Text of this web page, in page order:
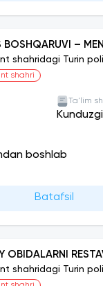
BOSHQARUVI –
shahridagi Turin
shahri
Ta'lim
Kunduzgi
boshlab
Batafsil
OBIDALARNI
VAshahridagi Turin